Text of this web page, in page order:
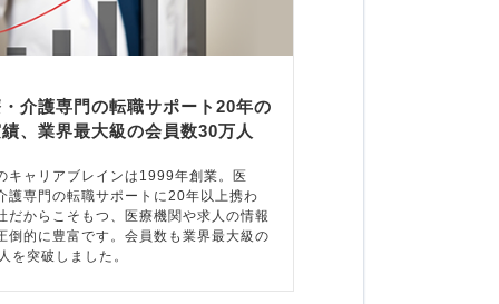
介護専門の転職サポート20年の
、業界最大級の会員数30万人
キャリアブレインは1999年創業。医
護専門の転職サポートに20年以上携わ
だからこそもつ、医療機関や求人の情報
倒的に豊富です。会員数も業界最大級の
を突破しました。